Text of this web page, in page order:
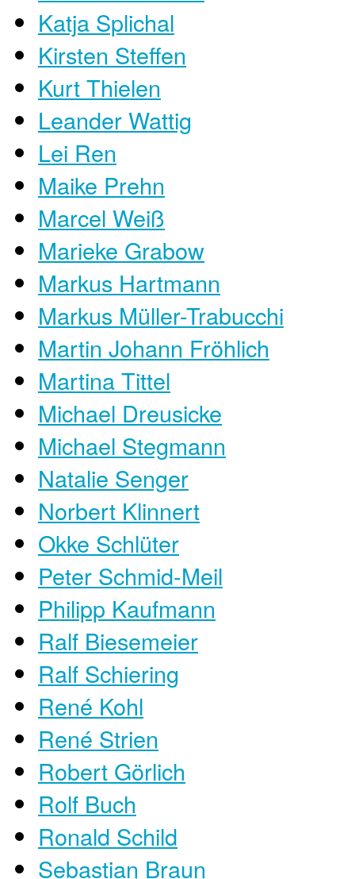
Katja Splichal
Kirsten Steffen
Kurt Thielen
Leander Wattig
Lei Ren
Maike Prehn
Marcel Weiß
Marieke Grabow
Markus Hartmann
Markus Müller-Trabucchi
Martin Johann Fröhlich
Martina Tittel
Michael Dreusicke
Michael Stegmann
Natalie Senger
Norbert Klinnert
Okke Schlüter
Peter Schmid-Meil
Philipp Kaufmann
Ralf Biesemeier
Ralf Schiering
René Kohl
René Strien
Robert Görlich
Rolf Buch
Ronald Schild
Sebastian Braun